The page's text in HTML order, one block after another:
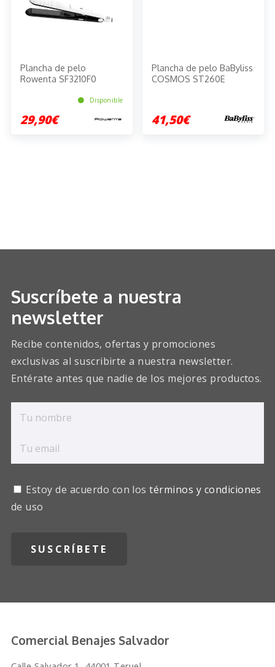
Plancha de pelo
Rowenta SF3210F0
Disponible
29,90€
Plancha de pelo BaByliss
COSMOS ST260E
41,50€
Suscríbete a nuestra
newsletter
Recibe contenidos, ofertas y promociones
exclusivas al suscribirte a nuestra newsletter.
Entérate antes que nadie de los mejores productos.
Estoy de acuerdo con lostérminos y condiciones
de uso
Comercial Benajes Salvador